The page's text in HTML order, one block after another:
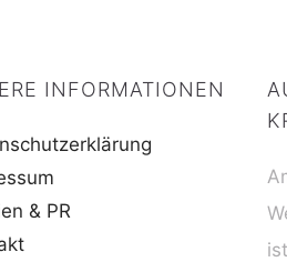
INFORMATIONEN
& PR